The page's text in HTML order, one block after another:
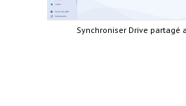
Synchroniser Drive partagé